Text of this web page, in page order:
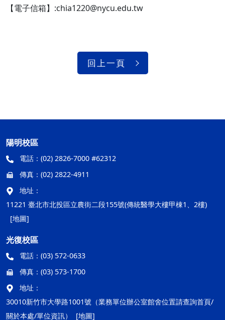
【電子信箱】:chia1220@nycu.edu.tw
回上一頁
陽明校區
電話： (02) 2826-7000 #62312
傳真： (02) 2822-4911
地址：
11221 臺北市北投區立農街二段155號(傳統醫學大樓甲棟1、2樓)
[地圖]
光復校區
電話： (03) 572-0633
傳真： (03) 573-1700
地址：
30010新竹市大學路1001號（業務單位辦公室館舍位置請查詢首頁/
關於本處/單位資訊）
[地圖]